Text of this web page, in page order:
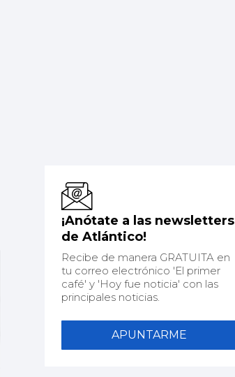
¡Anótate a las newsletters
de Atlántico!
Recibe de manera GRATUITA en
tu correo electrónico 'El primer
café' y 'Hoy fue noticia' con las
principales noticias.
APUNTARME